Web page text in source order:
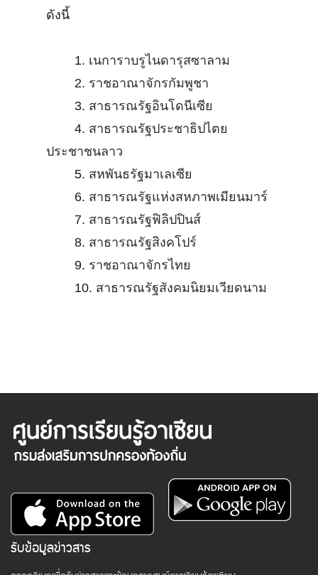
ดังนี้
1. เนการาบรูไนดารุสซาลาม
2. ราชอาณาจักรกัมพูชา
3. สาธารณรัฐอินโดนีเซีย
4. สาธารณรัฐประชาธิปไตย
ประชาชนลาว
5. สหพันธรัฐมาเลเซีย
6. สาธารณรัฐแห่งสหภาพเมียนมาร์
7. สาธารณรัฐฟิลิปปินส์
8. สาธารณรัฐสิงคโปร์
9. ราชอาณาจักรไทย
10. สาธารณรัฐสังคมนิยมเวียดนาม
รับข้อมูลข่าวสาร